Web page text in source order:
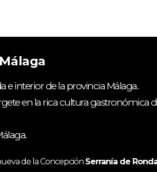
e interior de la provincia Málaga.
en la rica cultura gastronómica
de la Concepción Serranía de